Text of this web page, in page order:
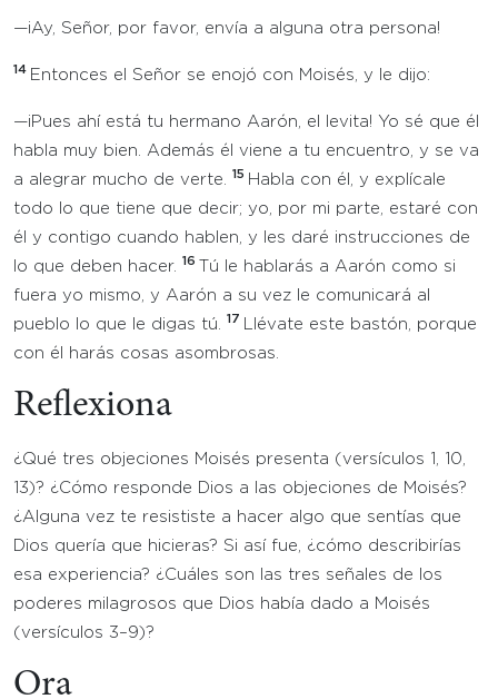
—¡Ay, Señor, por favor, envía a alguna otra persona!
14 Entonces el Señor se enojó con Moisés, y le dijo:
—¡Pues ahí está tu hermano Aarón, el levita! Yo sé que él
habla muy bien. Además él viene a tu encuentro, y se va
a alegrar mucho de verte.
15 Habla con él, y explícale
todo lo que tiene que decir; yo, por mi parte, estaré con
él y contigo cuando hablen, y les daré instrucciones de
lo que deben hacer.
16
Tú le hablarás a Aarón como si
fuera yo mismo, y Aarón a su vez le comunicará al
pueblo lo que le digas tú.
17
Llévate este bastón, porque
con él harás cosas asombrosas.
Reflexiona
¿Qué tres objeciones Moisés presenta (versículos 1, 10,
13)? ¿Cómo responde Dios a las objeciones de Moisés?
¿Alguna vez te resististe a hacer algo que sentías que
Dios quería que hicieras? Si así fue, ¿cómo describirías
esa experiencia? ¿Cuáles son las tres señales de los
poderes milagrosos que Dios había dado a Moisés
(versículos 3–9)?
Ora